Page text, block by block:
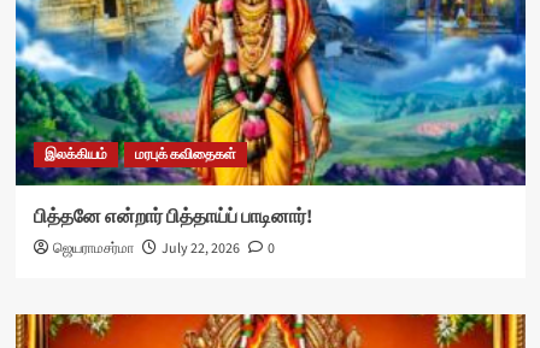
இலக்கியம் மரபுக் கவிதைகள்
பித்தனே என்றார் பித்தாய்ப் பாடினார்!
ஜெயராமசர்மா July 22, 2026 0